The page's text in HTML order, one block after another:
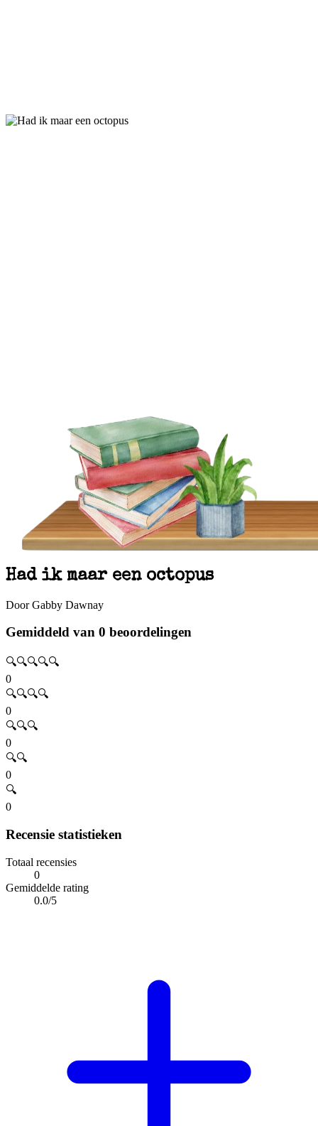
Had ik maar een octopus
Door Gabby Dawnay
Gemiddeld van 0 beoordelingen
🔍🔍🔍🔍🔍
0
🔍🔍🔍🔍
0
🔍🔍🔍
0
🔍🔍
0
🔍
0
Recensie statistieken
Totaal recensies
0
Gemiddelde rating
0.0/5